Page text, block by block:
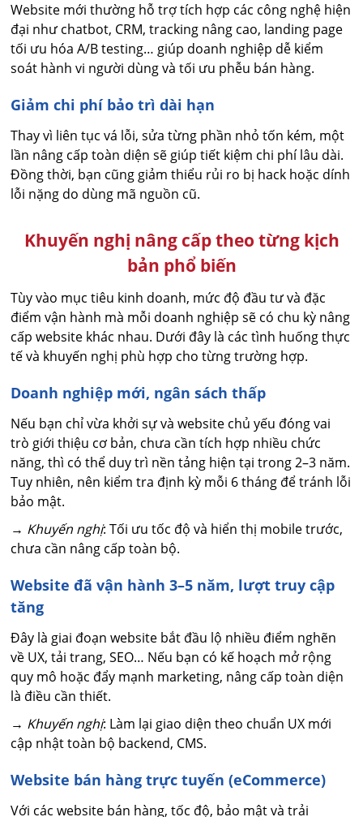
Website mới thường hỗ trợ tích hợp các công nghệ hiện
đại như chatbot, CRM, tracking nâng cao, landing page
tối ưu hóa A/B testing… giúp doanh nghiệp dễ kiểm
soát hành vi người dùng và tối ưu phễu bán hàng.
Giảm chi phí bảo trì dài hạn
Thay vì liên tục vá lỗi, sửa từng phần nhỏ tốn kém, một
lần nâng cấp toàn diện sẽ giúp tiết kiệm chi phí lâu dài.
Đồng thời, bạn cũng giảm thiểu rủi ro bị hack hoặc dính
lỗi nặng do dùng mã nguồn cũ.
Khuyến nghị nâng cấp theo từng kịch
bản phổ biến
Tùy vào mục tiêu kinh doanh, mức độ đầu tư và đặc
điểm vận hành mà mỗi doanh nghiệp sẽ có chu kỳ nâng
cấp website khác nhau. Dưới đây là các tình huống thực
tế và khuyến nghị phù hợp cho từng trường hợp.
Doanh nghiệp mới, ngân sách thấp
Nếu bạn chỉ vừa khởi sự và website chủ yếu đóng vai
trò giới thiệu cơ bản, chưa cần tích hợp nhiều chức
năng, thì có thể duy trì nền tảng hiện tại trong 2–3 năm.
Tuy nhiên, nên kiểm tra định kỳ mỗi 6 tháng để tránh lỗi
bảo mật.
→ Khuyến nghị: Tối ưu tốc độ và hiển thị mobile trước,
chưa cần nâng cấp toàn bộ.
Website đã vận hành 3–5 năm, lượt truy cập
tăng
Đây là giai đoạn website bắt đầu lộ nhiều điểm nghẽn
về UX, tải trang, SEO… Nếu bạn có kế hoạch mở rộng
quy mô hoặc đẩy mạnh marketing, nâng cấp toàn diện
là điều cần thiết.
→ Khuyến nghị: Làm lại giao diện theo chuẩn UX mới
cập nhật toàn bộ backend, CMS.
Website bán hàng trực tuyến (eCommerce)
Với các website bán hàng, tốc độ, bảo mật và trải